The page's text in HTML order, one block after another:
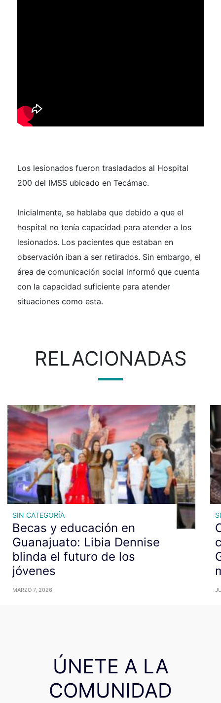
Los lesionados fueron trasladados al Hospital
200 del IMSS ubicado en Tecámac.
Inicialmente, se hablaba que debido a que el
hospital no tenía capacidad para atender a los
lesionados. Los pacientes que estaban en
observación iban a ser retirados. Sin embargo, el
área de comunicación social informó que cuenta
con la capacidad suficiente para atender
situaciones como esta.
RELACIONADAS
SIN CATEGORÍA
Becas y educación en
Guanajuato: Libia Dennise
blinda el futuro de los
jóvenes
MARZO 7, 2026
ÚNETE A LA
COMUNIDAD